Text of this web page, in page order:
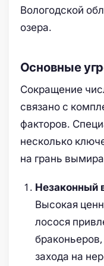
Вологодской
озера.
Основные
Сокращение
связано с
факторов.
несколько
на грань
Незаконный
Высокая
лосося
захода на